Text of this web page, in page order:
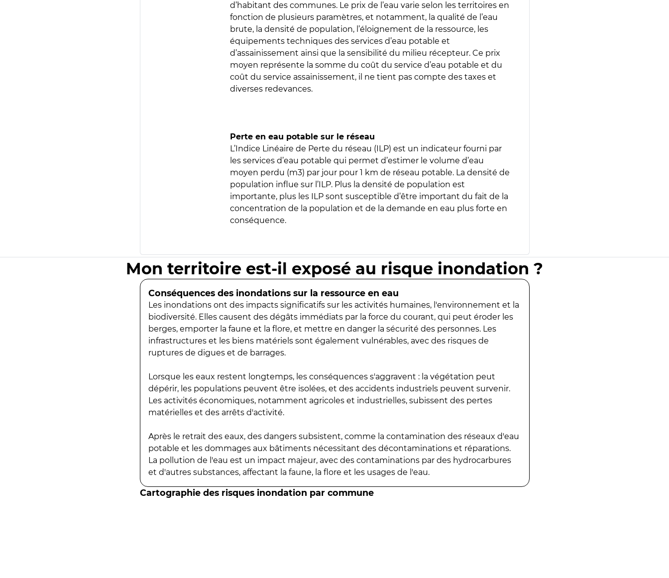
d’habitant des communes. Le prix de l’eau varie selon les territoires en
fonction de plusieurs paramètres, et notamment, la qualité de l’eau
brute, la densité de population, l’éloignement de la ressource, les
équipements techniques des services d’eau potable et
d’assainissement ainsi que la sensibilité du milieu récepteur. Ce prix
moyen représente la somme du coût du service d’eau potable et du
coût du service assainissement, il ne tient pas compte des taxes et
diverses redevances.
Perte en eau potable sur le réseau
L’Indice Linéaire de Perte du réseau (ILP) est un indicateur fourni par
les services d’eau potable qui permet d’estimer le volume d’eau
moyen perdu (m3) par jour pour 1 km de réseau potable. La densité de
population influe sur l’ILP. Plus la densité de population est
importante, plus les ILP sont susceptible d’être important du fait de la
concentration de la population et de la demande en eau plus forte en
conséquence.
Mon territoire est-il exposé au risque inondation ?
Conséquences des inondations sur la ressource en eau
Les inondations ont des impacts significatifs sur les activités humaines, l'environnement et la
biodiversité. Elles causent des dégâts immédiats par la force du courant, qui peut éroder les
berges, emporter la faune et la flore, et mettre en danger la sécurité des personnes. Les
infrastructures et les biens matériels sont également vulnérables, avec des risques de
ruptures de digues et de barrages.
Lorsque les eaux restent longtemps, les conséquences s'aggravent : la végétation peut
dépérir, les populations peuvent être isolées, et des accidents industriels peuvent survenir.
Les activités économiques, notamment agricoles et industrielles, subissent des pertes
matérielles et des arrêts d'activité.
Après le retrait des eaux, des dangers subsistent, comme la contamination des réseaux d'eau
potable et les dommages aux bâtiments nécessitant des décontaminations et réparations.
La pollution de l'eau est un impact majeur, avec des contaminations par des hydrocarbures
et d'autres substances, affectant la faune, la flore et les usages de l'eau.
Cartographie des risques inondation par commune